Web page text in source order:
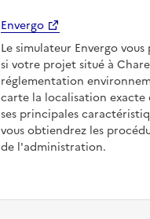
Envergo
Le simulateur Envergo
si votre projet situé à
réglementation
carte la localisation
ses principales
vous obtiendrez les
de l'administration.